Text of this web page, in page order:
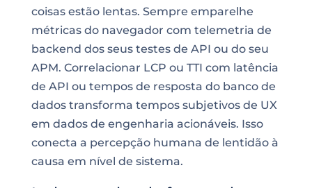
coisas estão lentas. Sempre emparelhe
métricas do navegador com telemetria de
backend dos seus testes de API ou do seu
APM. Correlacionar LCP ou TTI com latência
de API ou tempos de resposta do banco de
dados transforma tempos subjetivos de UX
em dados de engenharia acionáveis. Isso
conecta a percepção humana de lentidão à
causa em nível de sistema.